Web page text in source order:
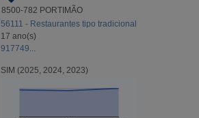
8500-782 PORTIMÃO
56111 - Restaurantes tipo tradicional
17 ano(s)
917749...
SIM (2025, 2024, 2023)